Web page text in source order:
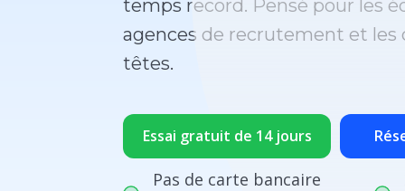
temps record. Pensé pour les
agences de recrutement et les
têtes.
Essai gratuit de 14 jours
Pas de carte bancaire